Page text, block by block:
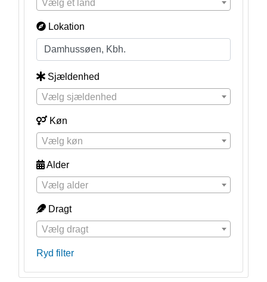
Vælg et land
Lokation
Sjældenhed
Vælg sjældenhed
Køn
Vælg køn
Alder
Vælg alder
Dragt
Vælg dragt
Ryd filter